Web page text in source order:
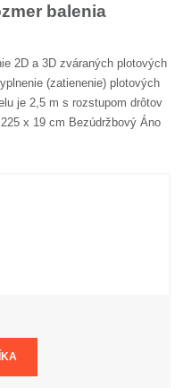
balenia
2D a 3D zváraných plotových
(zatienenie) plotových
je 2,5 m s rozstupom drôtov
x 19 cm Bezúdržbový Áno